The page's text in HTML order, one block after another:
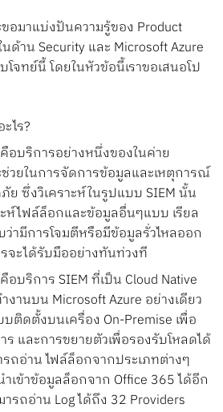
อมาแบ่งปันความรู้ของ Product
ด้าน Security และ Microsoft Azure
โจทย์นี้ โดยในหัวข้อนี้เราขอเสนอโป
ไร?
อบริการอย่างหนึ่งของในค่าย
วยในการจัดการข้อมูลและเหตุการณ์
ย ซึ่งวิเคราะห์ในรูปแบบ SIEM นั้น
ห์ไฟล์ล็อกและข้อมูลอื่นๆแบบ เรียล
ว่ามีการโจมตีหรือมีข้อมูลรั่วไหลออก
จะได้รับมืออย่างทันท่วงที
อบริการ SIEM ที่เป็น Cloud Native
านบน Microsoft Azure อย่างเดียว
ติดตั้งบนเครื่อง On-Premise เพื่อ
และการขยายตัวเพื่อรองรับโหลดได้
ถอ่าน ไฟล์ล็อกจากประเภทต่างๆ
เข้าข้อมูลล็อกจาก Office 365 ได้อีก
รถอ่าน Log ได้ถึง 32 Providers